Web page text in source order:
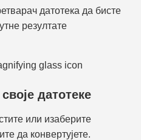
датотека да бисте
резултате
датотеке
или изаберите
да конвертујете.